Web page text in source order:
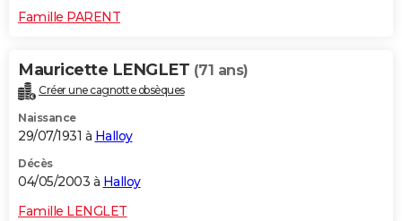
Famille PARENT
Mauricette LENGLET (71 ans)
Créer une cagnotte obsèques
Naissance
29/07/1931 à Halloy
Décès
04/05/2003 à Halloy
Famille LENGLET